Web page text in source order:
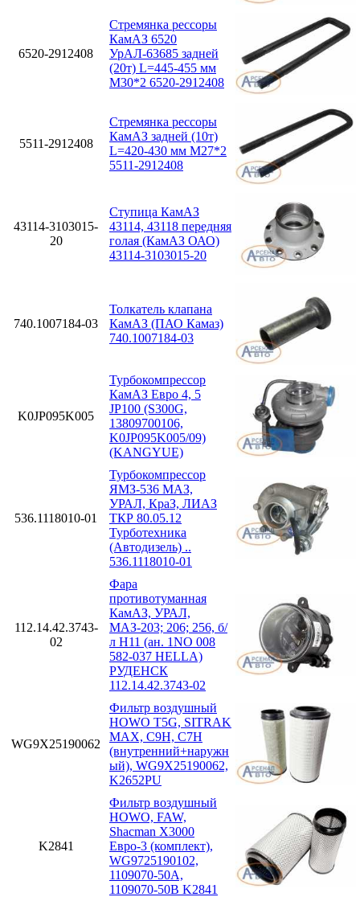
6520-2912408
Стремянка рессоры
КамАЗ 6520
УрАЛ-63685 задней
(20т) L=445-455 мм
М30*2 6520-2912408
5511-2912408
Стремянка рессоры
КамАЗ задней (10т)
L=420-430 мм М27*2
5511-2912408
43114-3103015-
20
Ступица КамАЗ
43114, 43118 передняя
голая (КамАЗ ОАО)
43114-3103015-20
740.1007184-03
Толкатель клапана
КамАЗ (ПАО Камаз)
740.1007184-03
K0JP095K005
Турбокомпрессор
КамАЗ Евро 4, 5
JP100 (S300G,
13809700106,
K0JP095K005/09)
(KANGYUE)
536.1118010-01
Турбокомпрессор
ЯМЗ-536 МАЗ,
УРАЛ, КраЗ, ЛИАЗ
ТКР 80.05.12
Турботехника
(Автодизель) ..
536.1118010-01
112.14.42.3743-
02
Фара
противотуманная
КамАЗ, УРАЛ,
МАЗ-203; 206; 256, б/
л H11 (ан. 1NO 008
582-037 HELLA)
РУДЕНСК
112.14.42.3743-02
WG9X25190062
Фильтр воздушный
HOWO T5G, SITRAK
MAX, C9H, C7H
(внутренний+наружн
ый), WG9X25190062,
K2652PU
K2841
Фильтр воздушный
HOWO, FAW,
Shacman X3000
Евро-3 (комплект),
WG9725190102,
1109070-50A,
1109070-50B K2841